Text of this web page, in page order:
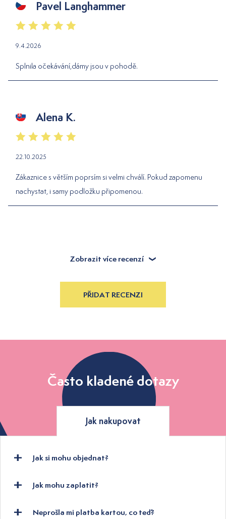
Pavel Langhammer
9.4.2026
Splnila očekávání,dámy jsou v pohodě.
Alena K.
22.10.2025
Zákaznice s větším poprsím si velmi chválí. Pokud zapomenu
nachystat, i samy podložku připomenou.
Zobrazit více recenzí
PŘIDAT RECENZI
Často kladené dotazy
Jak nakupovat
Jak si mohu objednat?
Jak mohu zaplatit?
Neprošla mi platba kartou, co teď?